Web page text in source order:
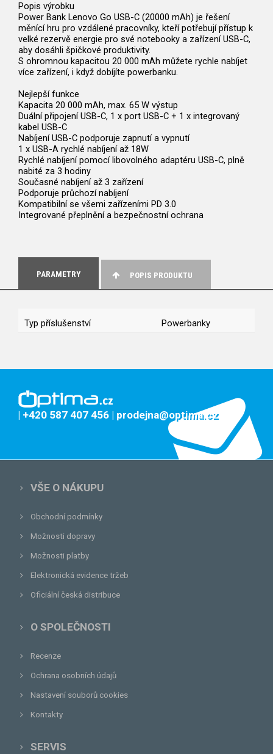
Popis výrobku
Power Bank Lenovo Go USB-C (20000 mAh) je řešení
měnící hru pro vzdálené pracovníky, kteří potřebují přístup k
velké rezervě energie pro své notebooky a zařízení USB-C,
aby dosáhli špičkové produktivity.
S ohromnou kapacitou 20 000 mAh můžete rychle nabíjet
více zařízení, i když dobíjíte powerbanku.
Nejlepší funkce
Kapacita 20 000 mAh, max. 65 W výstup
Duální připojení USB-C, 1 x port USB-C + 1 x integrovaný
kabel USB-C
Nabíjení USB-C podporuje zapnutí a vypnutí
1 x USB-A rychlé nabíjení až 18W
Rychlé nabíjení pomocí libovolného adaptéru USB-C, plně
nabité za 3 hodiny
Současné nabíjení až 3 zařízení
Podporuje průchozí nabíjení
Kompatibilní se všemi zařízeními PD 3.0
Integrované přeplnění a bezpečnostní ochrana
PARAMETRY POPIS PRODUKTU
Typ příslušenství Powerbanky
| +420 587 407 456 | prodejna@optima.cz
VŠE O NÁKUPU
Obchodní podmínky
Možnosti dopravy
Možnosti platby
Elektronická evidence tržeb
Oficiální česká distribuce
O SPOLEČNOSTI
Recenze
Ochrana osobních údajů
Nastavení souborů cookies
Kontakty
SERVIS